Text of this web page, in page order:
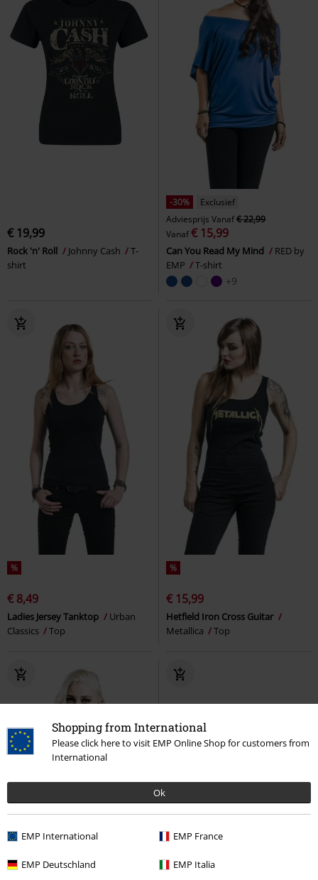
Shopping from International
Please click here to visit EMP Online Shop for customers from
International
Ok
EMP International EMP France
EMP Deutschland EMP Italia
€ 19,99
Rock 'n' Roll Johnny Cash
T-
shirt
-30%
Exclusief
Adviesprijs Vanaf€ 22,99
Vanaf€ 15,99
Can You Read My Mind
RED by
EMP
T-shirt
+9
%
€ 8,49
Ladies Jersey Tanktop
Urban
Classics
Top
%
€ 15,99
Hetfield Iron Cross Guitar
Metallica
Top